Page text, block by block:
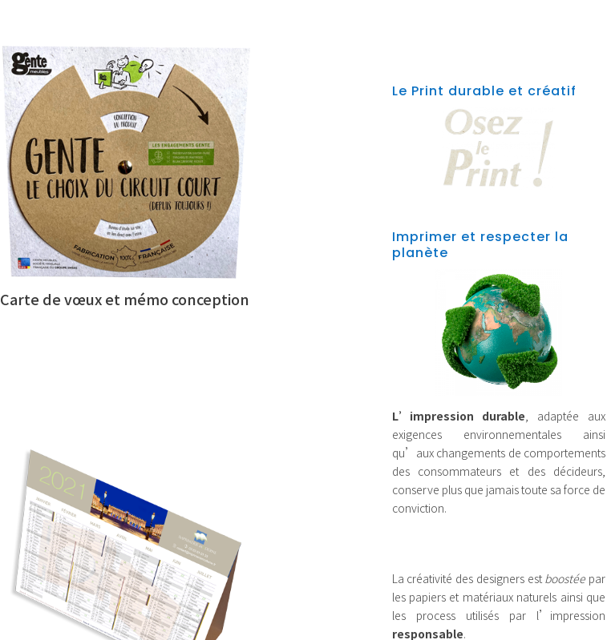
Carte de vœux et mémo conception
Le Print durable et créatif
Imprimer et respecter la
planète
L’impression durable, adaptée aux
exigences environnementales ainsi
qu’aux changements de comportements
des consommateurs et des décideurs,
conserve plus que jamais toute sa force de
conviction.
La créativité des designers estboostée par
les papiers et matériaux naturels ainsi que
les process utilisés par l’impression
responsable.